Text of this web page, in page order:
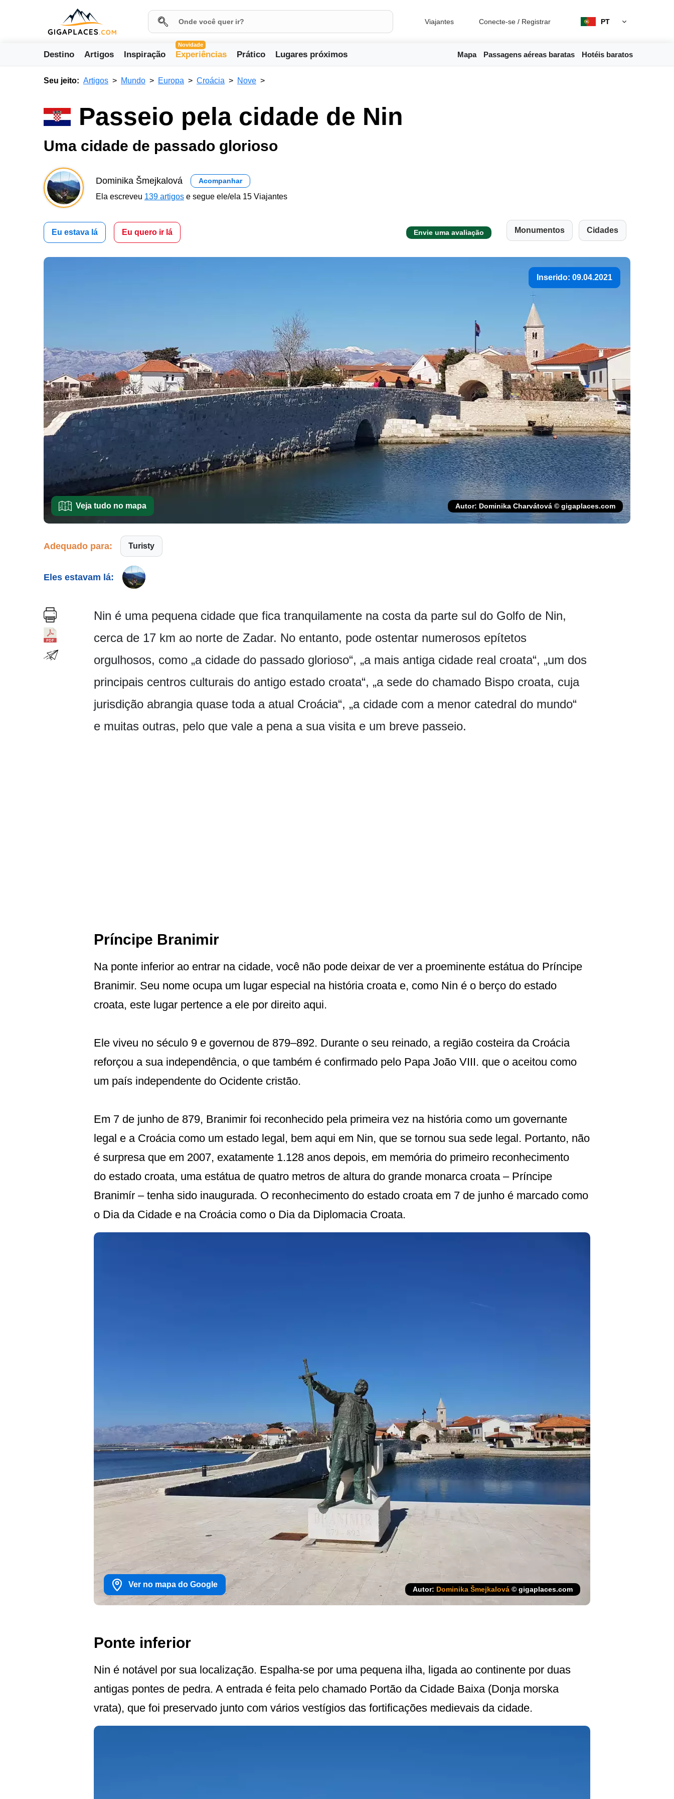
Viajantes Conecte-se / Registrar PT
Destino Artigos Inspiração
Novidade
Experiências Prático Lugares próximos Mapa Passagens aéreas baratas Hotéis baratos
Seu jeito: Artigos Mundo Europa Croácia Nove
Passeio pela cidade de Nin
Uma cidade de passado glorioso
Dominika Šmejkalová Acompanhar
Ela escreveu 139 artigos e segue ele/ela 15 Viajantes
Eu estava lá Eu quero ir lá Envie uma avaliação Monumentos Cidades
Inserido: 09.04.2021
Veja tudo no mapa Autor: Dominika Charvátová © gigaplaces.com
Adequado para: Turisty
Eles estavam lá:
Nin é uma pequena cidade que fica tranquilamente na costa da parte sul do Golfo de Nin,
cerca de 17 km ao norte de Zadar. No entanto, pode ostentar numerosos epítetos
orgulhosos, como „a cidade do passado glorioso“, „a mais antiga cidade real croata“, „um dos
principais centros culturais do antigo estado croata“, „a sede do chamado Bispo croata, cuja
jurisdição abrangia quase toda a atual Croácia“, „a cidade com a menor catedral do mundo“
e muitas outras, pelo que vale a pena a sua visita e um breve passeio.
Príncipe Branimir
Na ponte inferior ao entrar na cidade, você não pode deixar de ver a proeminente estátua do Príncipe
Branimir. Seu nome ocupa um lugar especial na história croata e, como Nin é o berço do estado
croata, este lugar pertence a ele por direito aqui.
Ele viveu no século 9 e governou de 879–892. Durante o seu reinado, a região costeira da Croácia
reforçou a sua independência, o que também é confirmado pelo Papa João VIII. que o aceitou como
um país independente do Ocidente cristão.
Em 7 de junho de 879, Branimir foi reconhecido pela primeira vez na história como um governante
legal e a Croácia como um estado legal, bem aqui em Nin, que se tornou sua sede legal. Portanto, não
é surpresa que em 2007, exatamente 1.128 anos depois, em memória do primeiro reconhecimento
do estado croata, uma estátua de quatro metros de altura do grande monarca croata – Príncipe
Branimír – tenha sido inaugurada. O reconhecimento do estado croata em 7 de junho é marcado como
o Dia da Cidade e na Croácia como o Dia da Diplomacia Croata.
Ver no mapa do Google
Autor: Dominika Šmejkalová © gigaplaces.com
Ponte inferior
Nin é notável por sua localização. Espalha-se por uma pequena ilha, ligada ao continente por duas
antigas pontes de pedra. A entrada é feita pelo chamado Portão da Cidade Baixa (Donja morska
vrata), que foi preservado junto com vários vestígios das fortificações medievais da cidade.